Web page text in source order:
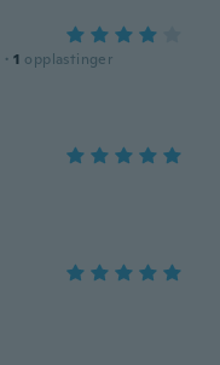
· 1 opplastinger